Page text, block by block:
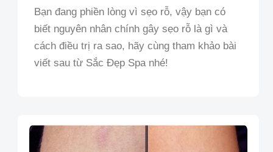
Bạn đang phiền lòng vì sẹo rỗ, vậy bạn có
biết nguyên nhân chính gây sẹo rỗ là gì và
cách điều trị ra sao, hãy cùng tham khảo bài
viết sau từ Sắc Đẹp Spa nhé!